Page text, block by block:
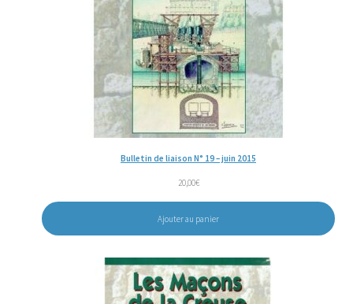
Bulletin de liaison N° 19 – juin 2015
20,00€
Ajouter au panier